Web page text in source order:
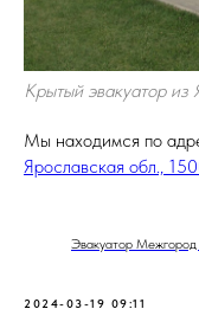
Крытый эвакуатор из
Мы находимся по
Ярославская обл.,
Эвакуатор Межгород
2024-03-19 09:11